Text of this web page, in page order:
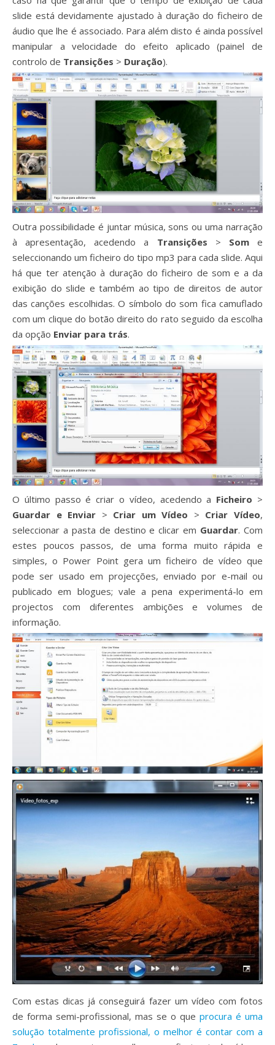
slide está devidamente ajustado à duração do ficheiro de
áudio que lhe é associado. Para além disto é ainda possível
manipular a velocidade do efeito aplicado (painel de
controlo de Transições > Duração).
Outra possibilidade é juntar música, sons ou uma narração
à apresentação, acedendo a Transições > Some
seleccionando um ficheiro do tipo mp3 para cada slide. Aqui
há que ter atenção à duração do ficheiro de som e a da
exibição do slide e também ao tipo de direitos de autor
das canções escolhidas. O símbolo do som fica camuflado
com um clique do botão direito do rato seguido da escolha
da opção Enviar para trás.
O último passo é criar o vídeo, acedendo a Ficheiro >
Guardar e Enviar > Criar um Vídeo > Criar Vídeo,
seleccionar a pasta de destino e clicar em Guardar. Com
estes poucos passos, de uma forma muito rápida e
simples, o Power Point gera um ficheiro de vídeo que
pode ser usado em projecções, enviado por e-mail ou
publicado em blogues; vale a pena experimentá-lo em
projectos com diferentes ambições e volumes de
informação.
Com estas dicas já conseguirá fazer um vídeo com fotos
de forma semi-profissional, mas se o que procura é uma
solução totalmente profissional, o melhor é contar com a